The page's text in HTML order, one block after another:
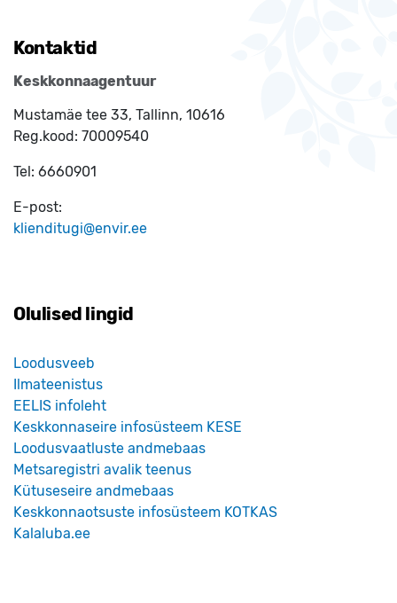
Kontaktid
Keskkonnaagentuur
Mustamäe tee 33, Tallinn, 10616
Reg.kood: 70009540
Tel: 6660901
E-post:
klienditugi@envir.ee
Olulised lingid
Loodusveeb
Ilmateenistus
EELIS infoleht
Keskkonnaseire infosüsteem KESE
Loodusvaatluste andmebaas
Metsaregistri avalik teenus
Kütuseseire andmebaas
Keskkonnaotsuste infosüsteem KOTKAS
Kalaluba.ee